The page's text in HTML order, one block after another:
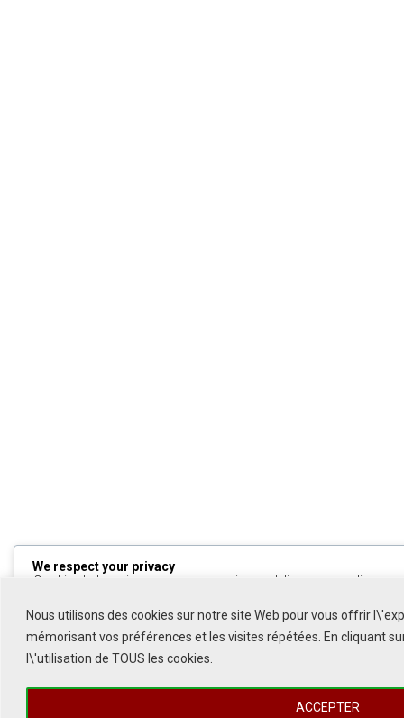
Nous utilisons des cookies sur notre site Web pour vous offrir
mémorisant vos préférences et les visites répétées. En cliquant
l\'utilisation de TOUS les cookies.
ACCEPTER
We respect your privacy
Cookies help us improve your experience, deliver personalized
Allto decline non-essential cookies.
Reject All